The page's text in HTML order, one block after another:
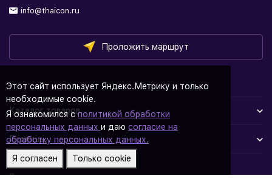
Этот сайт использует Яндекс.Метрику и только
необходимые cookie.
Я ознакомился сполитикой обработки
персональных данных и даю согласие на
обработку персональных данных.
Я согласен
Только cookie
info@thaicon.ru
Проложить маршрут
Каталог товаров
Помощь
Политика персональных данных